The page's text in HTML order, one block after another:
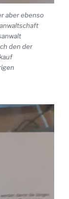
aber ebenso
den der